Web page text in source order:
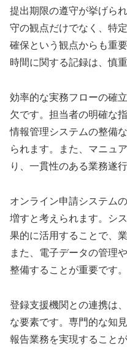
提出期限の遵守が挙げら
守の観点だけでなく、特
確保という観点からも重
時間に関する記録は、慎
効率的な実務フローの確
欠です。担当者の明確な
情報管理システムの整備
られます。また、マニュ
り、一貫性のある業務遂
オンライン申請システム
増すと考えられます。シ
果的に活用することで、
また、電子データの管理
整備することが重要です。
登録支援機関との連携は
な要素です。専門的な知
報告業務を実現すること